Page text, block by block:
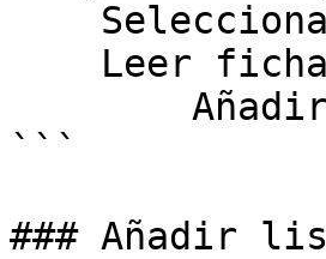
```
### Añadir